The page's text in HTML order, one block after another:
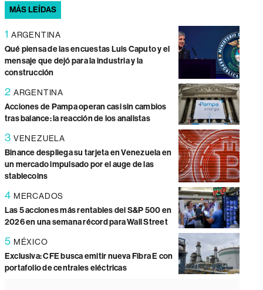
MÁS LEÍDAS
1 ARGENTINA
Qué piensa de las encuestas Luis Caputo y el
mensaje que dejó para la industria y la
construcción
2 ARGENTINA
Acciones de Pampa operan casi sin cambios
tras balance: la reacción de los analistas
3 VENEZUELA
Binance despliega su tarjeta en Venezuela en
un mercado impulsado por el auge de las
stablecoins
4 MERCADOS
Las 5 acciones más rentables del S&P 500 en
2026 en una semana récord para Wall Street
5 MÉXICO
Exclusiva: CFE busca emitir nueva Fibra E con
portafolio de centrales eléctricas